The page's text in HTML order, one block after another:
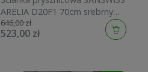
ARELIA D20F1 70cm srebrny
polerowany D20F10704007
646,00 zł
523,00 zł